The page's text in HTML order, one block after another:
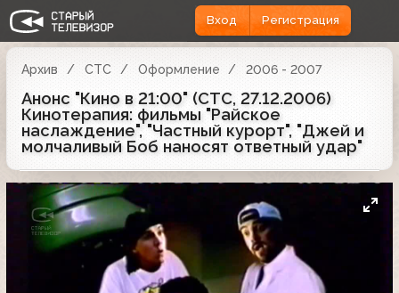
Вход Регистрация
Архив СТС Оформление 2006 - 2007
Анонс "Кино в 21:00" (СТС, 27.12.2006)
Кинотерапия: фильмы "Райское
наслаждение", "Частный курорт", "Джей и
молчаливый Боб наносят ответный удар"